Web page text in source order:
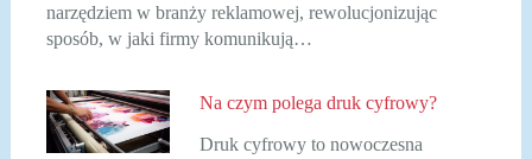
narzędziem w branży reklamowej, rewolucjonizując
sposób, w jaki firmy komunikują…
Na czym polega druk cyfrowy?
Druk cyfrowy to nowoczesna